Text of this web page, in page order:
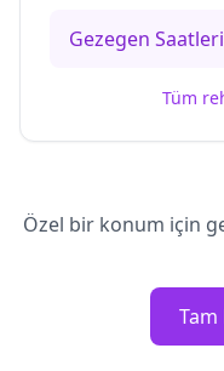
Gezegen
Tüm
Özel bir konum için
Tam